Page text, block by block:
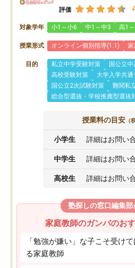
評価
対象学年 小1～小6 中1～中3 高1
授業形式 オンライン個別指導(1:1)
目的 私立中学受験対策
国公立
高校受験対策
大学入学共
国公立2次試験対策
難関私
総合型選抜・学校推薦型選抜
授業料の目安 （
小学生 詳細はお問い
中学生 詳細はお問い
高校生 詳細はお問い
塾探しの窓口編集部
家庭教師のガンバのお
「勉強が嫌い」な子こそ受け
る家庭教師